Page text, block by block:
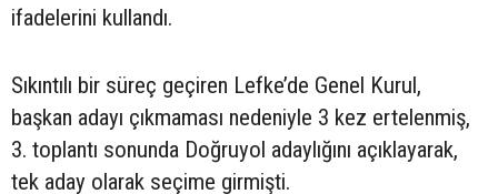
ifadelerini kullandı.
Sıkıntılı bir süreç geçiren Lefke’de Genel Kurul,
başkan adayı çıkmaması nedeniyle 3 kez ertelenmiş,
3. toplantı sonunda Doğruyol adaylığını açıklayarak,
tek aday olarak seçime girmişti.